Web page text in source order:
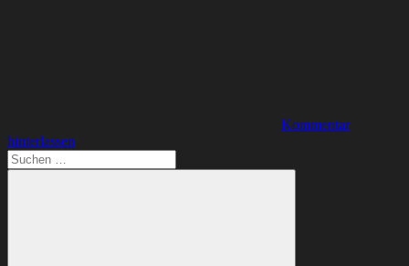
Kommentar
hinterlassen
Suchen
nach: